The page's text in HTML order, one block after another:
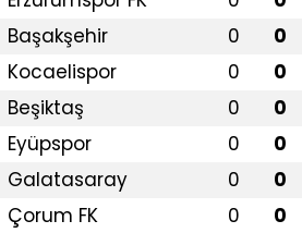
Başakşehir 0 0
Kocaelispor 0 0
Beşiktaş 0 0
Eyüpspor 0 0
Galatasaray 0 0
Çorum FK 0 0